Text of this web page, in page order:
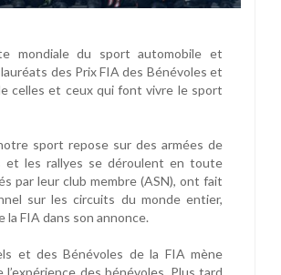
mondiale du sport automobile et
des Prix FIA des Bénévoles et
celles et ceux qui font vivre le sport
sport repose sur des armées de
et les rallyes se déroulent en toute
par leur club membre (ASN), ont fait
sur les circuits du monde entier,
FIA dans son annonce.
et des Bénévoles de la FIA mène
des bénévoles. Plus tard